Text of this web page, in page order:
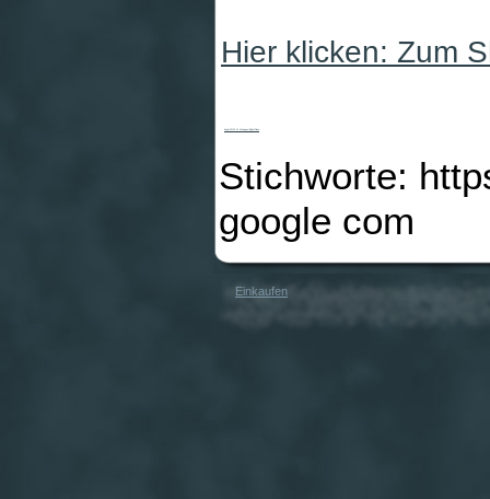
Hier klicken: Zum
Stichworte:
google com
Einkaufen